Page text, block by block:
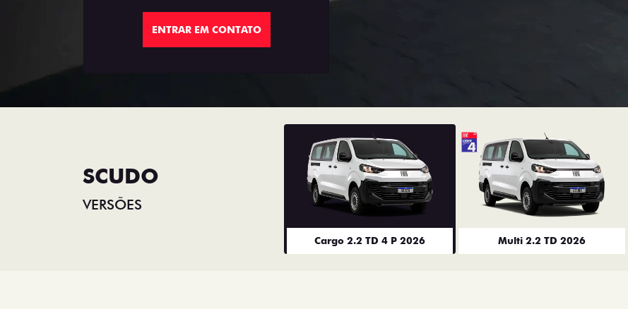
ENTRAR EM CONTATO
SCUDO
VERSÕES
Cargo 2.2 TD 4 P 2026 Multi 2.2 TD 2026